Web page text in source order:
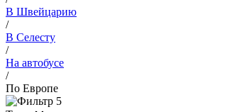
В Швейцарию
/
В Селесту
/
На автобусе
/
По Европе
5